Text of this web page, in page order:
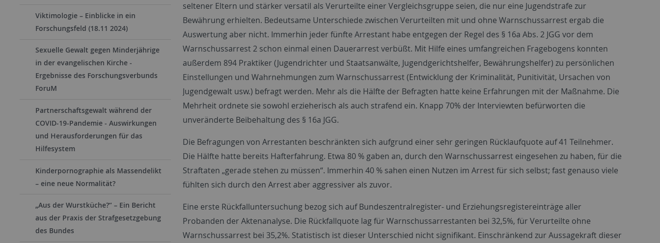
Viktimologie – Einblicke in ein
Forschungsfeld (18.11 2024)
Sexuelle Gewalt gegen Minderjährige
in der evangelischen Kirche -
Ergebnisse des Forschungsverbunds
ForuM
Partnerschaftsgewalt während der
COVID-19-Pandemie - Auswirkungen
und Herausforderungen für das
Hilfesystem
Kinderpornographie als Massendelikt
– eine neue Normalität?
„Aus der Wurstküche?“ – Ein Bericht
aus der Praxis der Strafgesetzgebung
des Bundes
seltener Eltern und stärker versatil als Verurteilte einer Vergleichsgruppe seien, die nur eine Jugendstrafe zur
Bewährung erhielten. Bedeutsame Unterschiede zwischen Verurteilten mit und ohne Warnschussarrest ergab die
Auswertung aber nicht. Immerhin jeder fünfte Arrestant habe entgegen der Regel des § 16a Abs. 2 JGG vor dem
Warnschussarrest 2 schon einmal einen Dauerarrest verbüßt. Mit Hilfe eines umfangreichen Fragebogens konnten
außerdem 894 Praktiker (Jugendrichter und Staatsanwälte, Jugendgerichtshelfer, Bewährungshelfer) zu persönlichen
Einstellungen und Wahrnehmungen zum Warnschussarrest (Entwicklung der Kriminalität, Punitivität, Ursachen von
Jugendgewalt usw.) befragt werden. Mehr als die Hälfte der Befragten hatte keine Erfahrungen mit der Maßnahme. Die
Mehrheit ordnete sie sowohl erzieherisch als auch strafend ein. Knapp 70% der Interviewten befürworten die
unveränderte Beibehaltung des § 16a JGG.
Die Befragungen von Arrestanten beschränkten sich aufgrund einer sehr geringen Rücklaufquote auf 41 Teilnehmer.
Die Hälfte hatte bereits Hafterfahrung. Etwa 80 % gaben an, durch den Warnschussarrest eingesehen zu haben, für die
Straftaten „gerade stehen zu müssen“. Immerhin 40 % sahen einen Nutzen im Arrest für sich selbst; fast genauso viele
fühlten sich durch den Arrest aber aggressiver als zuvor.
Eine erste Rückfalluntersuchung bezog sich auf Bundeszentralregister- und Erziehungsregistereinträge aller
Probanden der Aktenanalyse. Die Rückfallquote lag für Warnschussarrestanten bei 32,5%, für Verurteilte ohne
Warnschussarrest bei 35,2%. Statistisch ist dieser Unterschied nicht signifikant. Einschränkend zur Aussagekraft dieser